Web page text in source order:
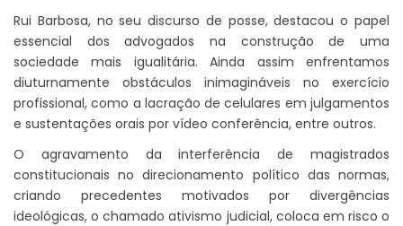
Rui Barbosa, no seu discurso de posse, destacou o papel
essencial dos advogados na construção de uma
sociedade mais igualitária. Ainda assim enfrentamos
diuturnamente obstáculos inimagináveis no exercício
profissional, como a lacração de celulares em julgamentos
e sustentações orais por vídeo conferência, entre outros.
O agravamento da interferência de magistrados
constitucionais no direcionamento político das normas,
criando precedentes motivados por divergências
ideológicas, o chamado ativismo judicial, coloca em risco o